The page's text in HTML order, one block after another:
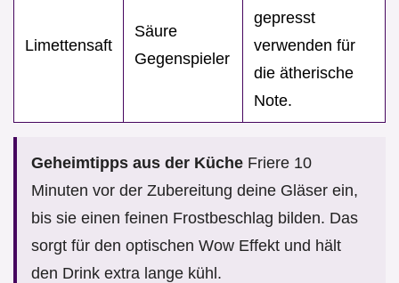
Limettensaft
Säure
Gegenspieler
gepresst
verwenden für
die ätherische
Note.
Geheimtipps aus der Küche Friere 10
Minuten vor der Zubereitung deine Gläser ein,
bis sie einen feinen Frostbeschlag bilden. Das
sorgt für den optischen Wow Effekt und hält
den Drink extra lange kühl.